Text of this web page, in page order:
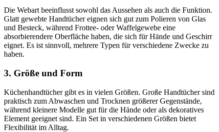
Die Webart beeinflusst sowohl das Aussehen als auch die Funktion.
Glatt gewebte Handtücher eignen sich gut zum Polieren von Glas
und Besteck, während Frottee- oder Waffelgewebe eine
absorbierendere Oberfläche haben, die sich für Hände und Geschirr
eignet. Es ist sinnvoll, mehrere Typen für verschiedene Zwecke zu
haben.
3. Größe und Form
Küchenhandtücher gibt es in vielen Größen. Große Handtücher sind
praktisch zum Abwaschen und Trocknen größerer Gegenstände,
während kleinere Modelle gut für die Hände oder als dekoratives
Element geeignet sind. Ein Set in verschiedenen Größen bietet
Flexibilität im Alltag.